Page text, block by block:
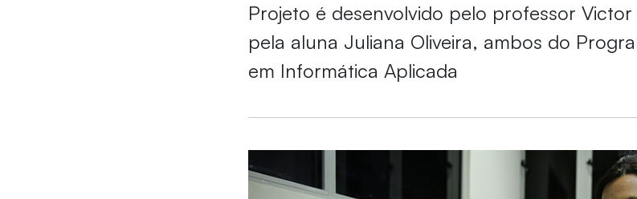
Projeto é desenvolvido pelo professor
pela aluna Juliana Oliveira, ambos do
em Informática Aplicada